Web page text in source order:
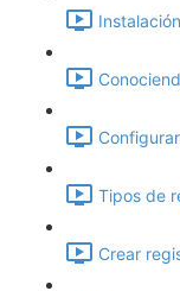
Tipos de
Crear